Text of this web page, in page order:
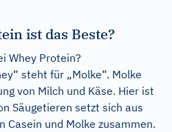
ist das Beste?
Whey Protein?
steht für „Molke“. Molke
von Milch und Käse. Hier ist
Säugetieren setzt sich aus
Casein und Molke zusammen.